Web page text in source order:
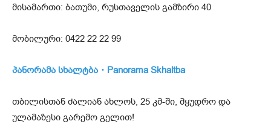
მისამართი: ბათუმი, რუსთაველის გამზირი 40
მობილური: 0422 22 22 99
პანორამა სხალტბა・Panorama Skhaltba
თბილისთან ძალიან ახლოს, 25 კმ-ში, მყუდრო და
ულამაზესი გარემო გელით!